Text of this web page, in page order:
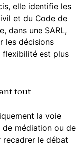
elle identifie les
et du Code de
dans une SARL,
les décisions
flexibilité est plus
tout
la voie
de médiation ou de
recadrer le débat